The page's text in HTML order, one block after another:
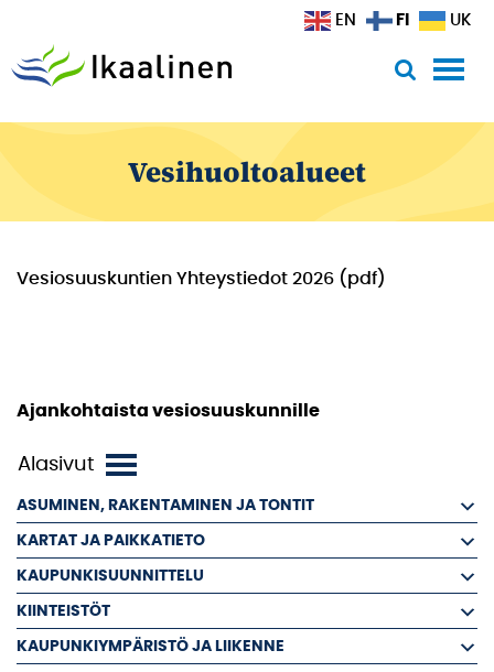
Vesihuoltoalueet
ASUMINEN, RAKENTAMINEN JA TONTIT
KARTAT JA PAIKKATIETO
KAUPUNKISUUNNITTELU
KIINTEISTÖT
KAUPUNKIYMPÄRISTÖ JA LIIKENNE
Vesiosuuskuntien Yhteystiedot 2026 (pdf)
Ajankohtaista vesiosuuskunnille
EN FI UK